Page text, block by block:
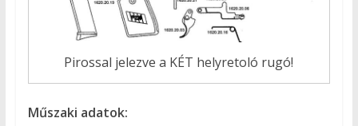
Pirossal jelezve a KÉT helyretoló rugó!
Műszaki adatok: